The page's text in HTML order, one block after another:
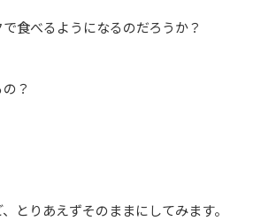
食べるようになるのだろうか？
？
とりあえずそのままにしてみます。